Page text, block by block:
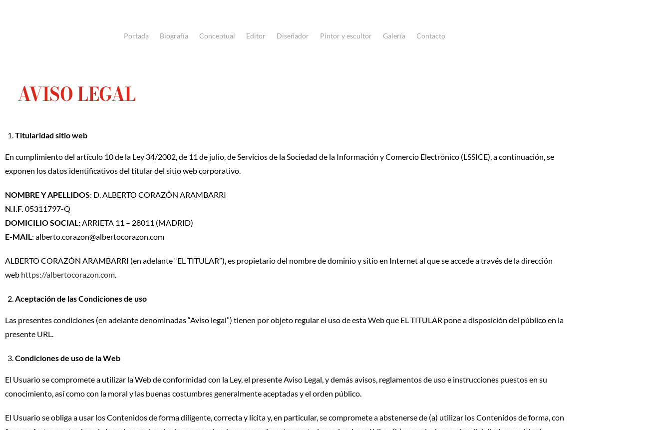
Portada Biografía Conceptual Editor Diseñador Pintor y escultor Galería Contacto
AVISO LEGAL
Titularidad sitio web
En cumplimiento del artículo 10 de la Ley 34/2002, de 11 de julio, de Servicios de la Sociedad de la Información y Comercio Electrónico (LSSICE), a continuación, se
exponen los datos identificativos del titular del sitio web corporativo.
NOMBRE Y APELLIDOS: D. ALBERTO CORAZÓN ARAMBARRI
N.I.F. 05311797-Q
DOMICILIO SOCIAL:ARRIETA 11 – 28011 (MADRID)
E-MAIL: alberto.corazon@albertocorazon.com
ALBERTO CORAZÓN ARAMBARRI (en adelante “EL TITULAR”), es propietario del nombre de dominio y sitio en Internet al que se accede a través de la dirección
web https://albertocorazon.com.
Aceptación de las Condiciones de uso
Las presentes condiciones (en adelante denominadas “Aviso legal”) tienen por objeto regular el uso de esta Web que EL TITULAR pone a disposición del público en la
presente URL.
Condiciones de uso de la Web
El Usuario se compromete a utilizar la Web de conformidad con la Ley, el presente Aviso Legal, y demás avisos, reglamentos de uso e instrucciones puestos en su
conocimiento, así como con la moral y las buenas costumbres generalmente aceptadas y el orden público.
El Usuario se obliga a usar los Contenidos de forma diligente, correcta y lícita y, en particular, se compromete a abstenerse de (a) utilizar los Contenidos de forma, con